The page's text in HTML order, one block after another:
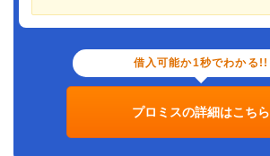
借入可能か1秒でわかる!!
プロミスの詳細はこちら